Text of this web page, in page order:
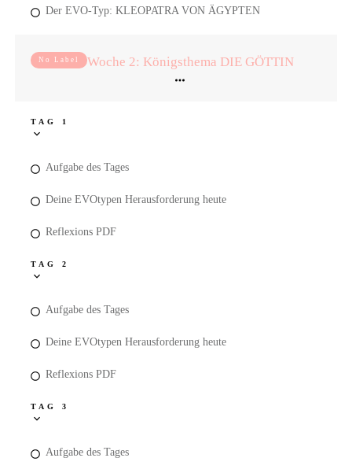
Der EVO-Typ: KLEOPATRA VON ÄGYPTEN
No Label Woche 2: Königsthema DIE GÖTTIN
TAG 1
Aufgabe des Tages
Deine EVOtypen Herausforderung heute
Reflexions PDF
TAG 2
Aufgabe des Tages
Deine EVOtypen Herausforderung heute
Reflexions PDF
TAG 3
Aufgabe des Tages